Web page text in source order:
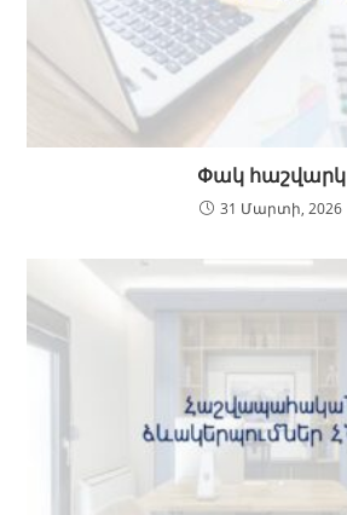
Փակ հաշվարկ
31 Մարտի, 2026